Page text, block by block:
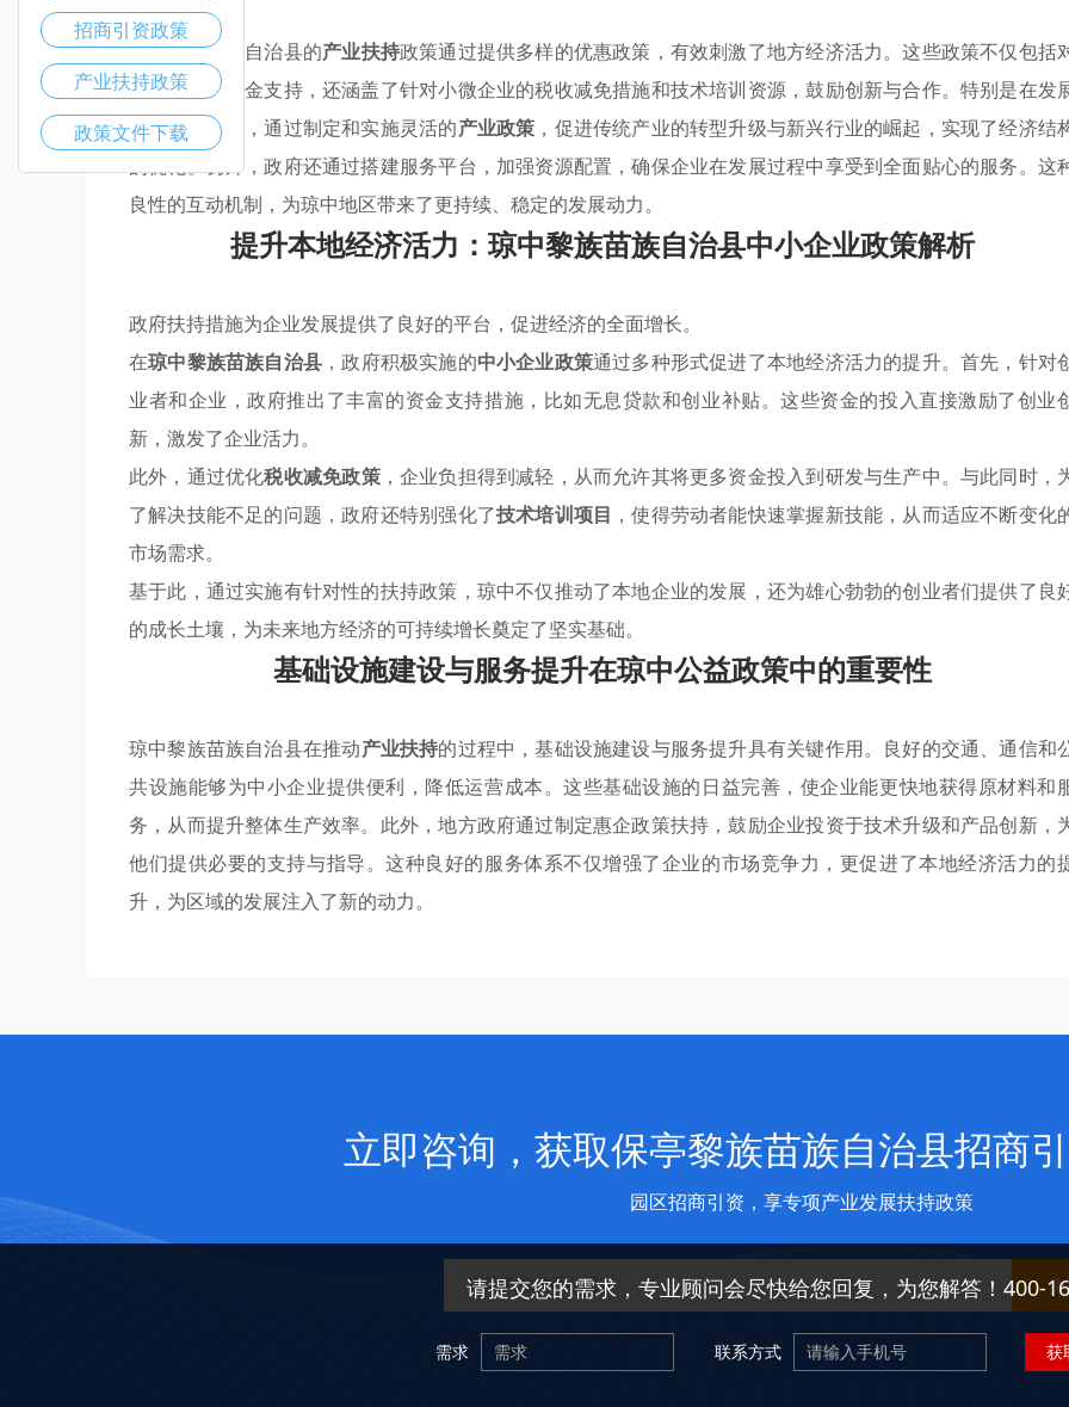
琼中黎族苗族自治县的产业扶持政策通过提供多样的优惠政策，有效刺激了地方经济活力。这些政策不仅包括
初创企业的资金支持，还涵盖了针对小微企业的税收减免措施和技术培训资源，鼓励创新与合作。特别是在发
优势产业方面，通过制定和实施灵活的产业政策 ，促进传统产业的转型升级与新兴行业的崛起，实现了经济结
的优化。另外，政府还通过搭建服务平台，加强资源配置，确保企业在发展过程中享受到全面贴心的服务。这
良性的互动机制，为琼中地区带来了更持续、稳定的发展动力。
提升本地经济活力：琼中黎族苗族自治县中小企业政策解析
政府扶持措施为企业发展提供了良好的平台，促进经济的全面增长。
在琼中黎族苗族自治县 ，政府积极实施的中小企业政策通过多种形式促进了本地经济活力的提升。首先，针对
业者和企业，政府推出了丰富的资金支持措施，比如无息贷款和创业补贴。这些资金的投入直接激励了创业
新，激发了企业活力。
此外，通过优化税收减免政策，企业负担得到减轻，从而允许其将更多资金投入到研发与生产中。与此同时，
了解决技能不足的问题，政府还特别强化了技术培训项目 ，使得劳动者能快速掌握新技能，从而适应不断变化
市场需求。
基于此，通过实施有针对性的扶持政策，琼中不仅推动了本地企业的发展，还为雄心勃勃的创业者们提供了良
的成长土壤，为未来地方经济的可持续增长奠定了坚实基础。
基础设施建设与服务提升在琼中公益政策中的重要性
琼中黎族苗族自治县在推动产业扶持的过程中，基础设施建设与服务提升具有关键作用。良好的交通、通信和
共设施能够为中小企业提供便利，降低运营成本。这些基础设施的日益完善，使企业能更快地获得原材料和
务，从而提升整体生产效率。此外，地方政府通过制定惠企政策扶持，鼓励企业投资于技术升级和产品创新，
他们提供必要的支持与指导。这种良好的服务体系不仅增强了企业的市场竞争力，更促进了本地经济活力的
升，为区域的发展注入了新的动力。
请提交您的需求，专业顾问会尽快给您回复，为您解答！400-
需求 联系方式 获
招商引资政策
产业扶持政策
政策文件下载
立即咨询，获取保亭黎族苗族自治县招商
园区招商引资，享专项产业发展扶持政策